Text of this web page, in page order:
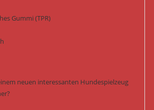
Gummi (TPR)
neuen interessanten Hundespielzeug